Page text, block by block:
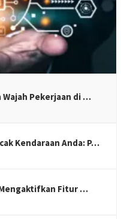
Wajah Pekerjaan di …
Kendaraan Anda: P…
Mengaktifkan Fitur …